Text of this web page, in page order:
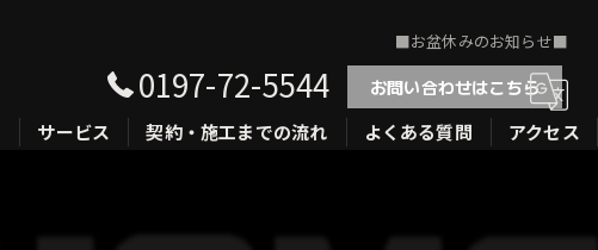
■お盆休みのお知らせ■
0197-72-5544 お問い合わせはこちら
サービス 契約・施工までの流れ よくある質問 アクセス